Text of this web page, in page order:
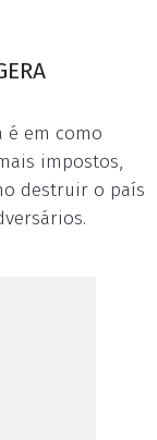
é em como
impostos,
destruir o país